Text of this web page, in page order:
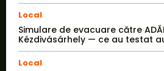
Local
Simulare de evacuare către
Kézdivásárhely — ce au testat
Local